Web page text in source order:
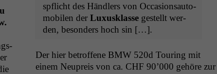
spflicht des Händlers von Occa­sion­sauto­
mo­bilen der Luxu­sklassegestellt wer­
den, beson­ders hoch sin […].
Der hier betrof­fene BMW520d Tour­ing mit
einem Neupreis von ca. CHF 90’000 gehöre zur